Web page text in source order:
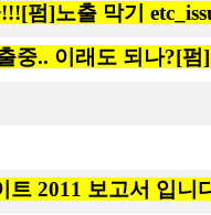
펌]노출 막기
중.. 이래도 되나?[펌
트 2011 보고서 입니